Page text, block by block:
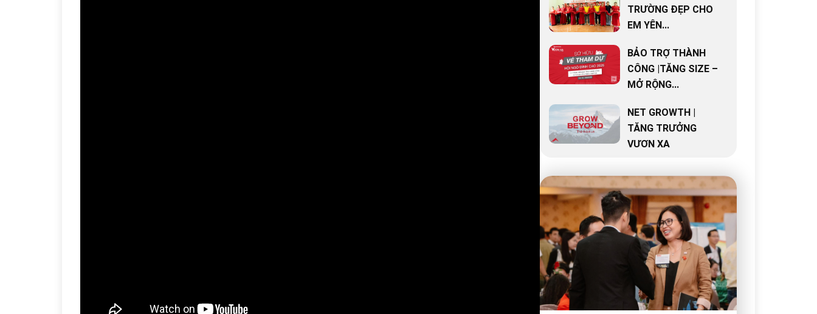
TRƯỜNG ĐẸP CHO
EM YÊN...
BẢO TRỢ THÀNH
CÔNG |TĂNG SIZE –
MỞ RỘNG...
NET GROWTH |
TĂNG TRƯỞNG
VƯƠN XA